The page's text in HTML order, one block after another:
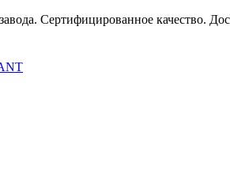
Сертифицированное качество.